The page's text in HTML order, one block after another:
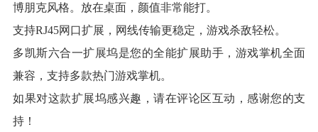
博朋克风格。放在桌面，颜值非常能打。
支持RJ45网口扩展，网线传输更稳定，游戏杀敌轻松。
多凯斯六合一扩展坞是您的全能扩展助手，游戏掌机全面
兼容，支持多款热门游戏掌机。
如果对这款扩展坞感兴趣，请在评论区互动，感谢您的支
持！